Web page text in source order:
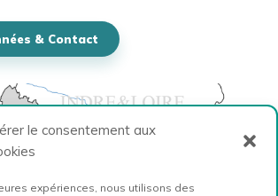
le consentement aux
expériences, nous utilisons des
& Contact